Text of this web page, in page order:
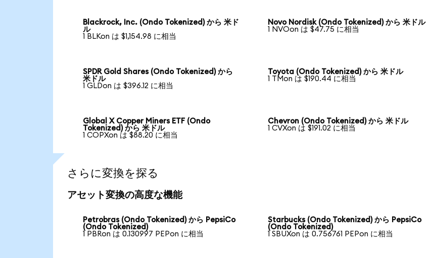
Blackrock, Inc. (Ondo Tokenized) から 米ド
ル
1 BLKon は $1,154.98 に相当
Novo Nordisk (Ondo Tokenized) から 米ドル
1 NVOon は $47.75 に相当
SPDR Gold Shares (Ondo Tokenized) から
米ドル
1 GLDon は $396.12 に相当
Toyota (Ondo Tokenized) から 米ドル
1 TMon は $190.44 に相当
Global X Copper Miners ETF (Ondo
Tokenized) から 米ドル
1 COPXon は $88.20 に相当
Chevron (Ondo Tokenized) から 米ドル
1 CVXon は $191.02 に相当
さらに変換を探る
アセット変換の高度な機能
Petrobras (Ondo Tokenized) から PepsiCo
(Ondo Tokenized)
1 PBRon は 0.130997 PEPon に相当
Starbucks (Ondo Tokenized) から PepsiCo
(Ondo Tokenized)
1 SBUXon は 0.756761 PEPon に相当